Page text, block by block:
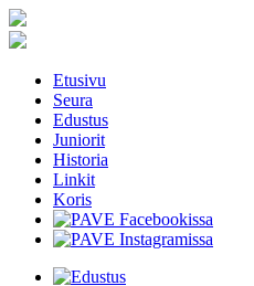
Etusivu
Seura
Edustus
Juniorit
Historia
Linkit
Koris